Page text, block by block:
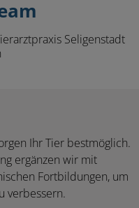
Seligenstadt
Ihr Tier bestmöglich.
ergänzen wir mit
Fortbildungen, um
verbessern.